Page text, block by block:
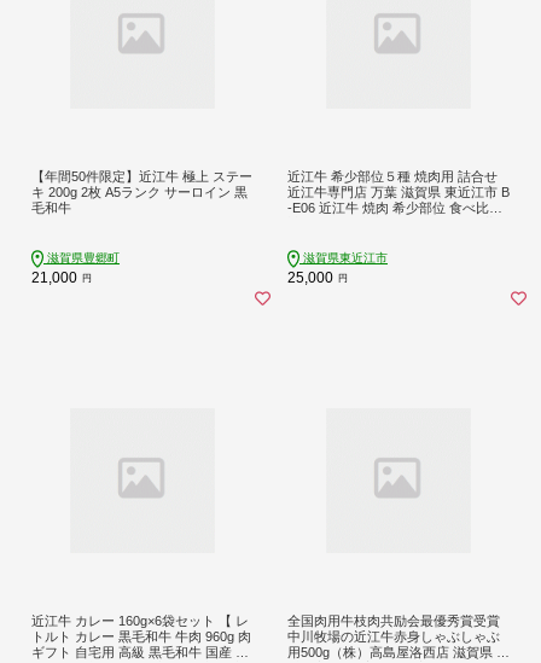
【年間50件限定】近江牛 極上 ステー
キ 200g 2枚 A5ランク サーロイン 黒
毛和牛
滋賀県豊郷町
21,000 円
近江牛 希少部位５種 焼肉用 詰合せ
近江牛専門店 万葉 滋賀県 東近江市 B
-E06 近江牛 焼肉 希少部位 食べ比べ
滋賀県東近江市
25,000 円
近江牛 カレー 160g×6袋セット 【 レ
トルト カレー 黒毛和牛 牛肉 960g 肉
ギフト 自宅用 高級 黒毛和牛 国産 ふ
全国肉用牛枝肉共励会最優秀賞受賞
中川牧場の近江牛赤身しゃぶしゃぶ
用500g（株）高島屋洛西店 滋賀県 東